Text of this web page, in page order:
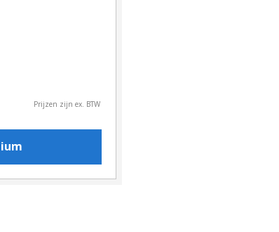
Prijzen zijn ex. BTW